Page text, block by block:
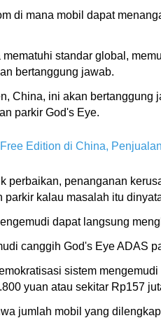
di mana mobil dapat
standar global,
bertanggung jawab.
China, ini akan
parkir God's Eye.
Edition di China,
perbaikan, penanganan
kalau masalah itu
dapat langsung
canggih God's Eye ADAS
sistem
yuan atau sekitar Rp157
jumlah mobil yang